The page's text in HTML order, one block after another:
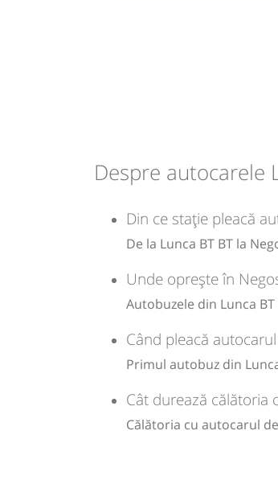
Sursa: Lorion SRL| Ultima actualizare:03/
13:55 Negostina
Durată:
min
Sursa: Lorion SRL | Ultima actualizare:03/
Despre autocarele
Din ce stație pleacă
De la Lunca BT BT la
Unde oprește în
Autobuzele din Lunca
Când pleacă
Primul autobuz din
Cât durează călătoria
Călătoria cu autocarul